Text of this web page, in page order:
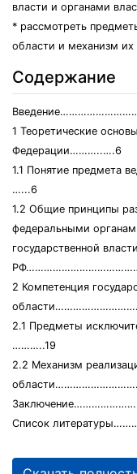
власти и органами
* рассмотреть
области и механизм их
Содержание
1 Теоретические
Федерации………..….6
1.1 Понятие
…...6
1.2 Общие принципы
федеральными
государственной
2 Компетенция
2.1 Предметы
………..19
2.2 Механизм
Список